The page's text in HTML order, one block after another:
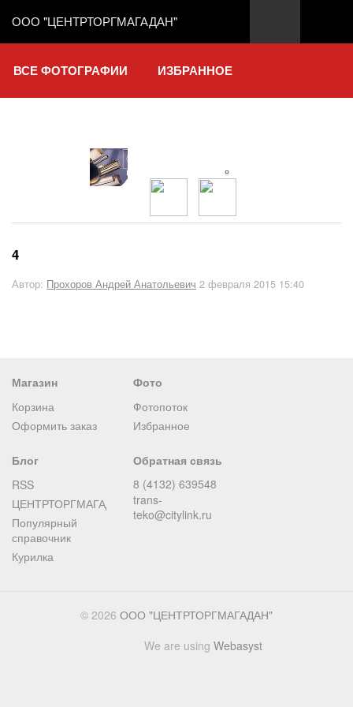
ООО "ЦЕНТРТОРГМАГАДАН"
ВСЕ ФОТОГРАФИИ ИЗБРАННОЕ
4
Автор: Прохоров Андрей Анатольевич 2 февраля 2015 15:40
Магазин
Корзина
Оформить заказ
Фото
Фотопоток
Избранное
Блог
RSS
ЦЕНТРТОРГМАГАДАН
Популярный
справочник
Курилка
Обратная связь
8 (4132) 639548
trans-
teko@citylink.ru
© 2026 ООО "ЦЕНТРТОРГМАГАДАН"
We are using Webasyst